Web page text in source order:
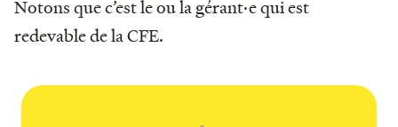
Notons que c’est le ou la gérant·e qui est
redevable de la CFE.